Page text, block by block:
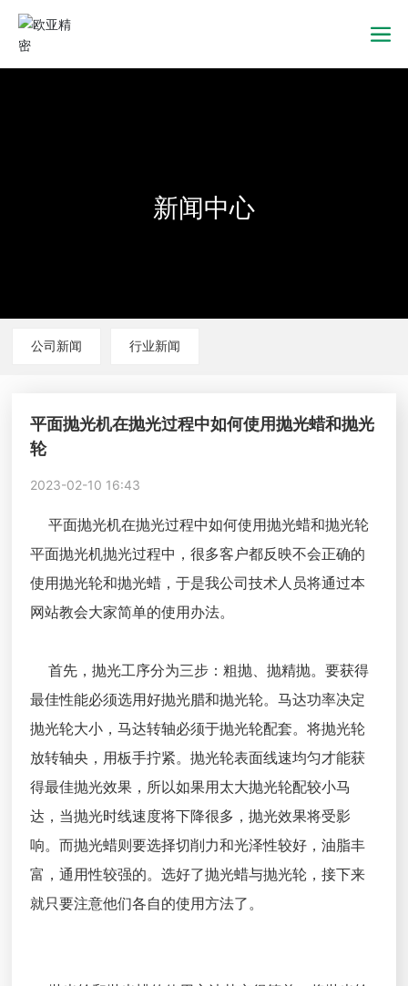
新闻中心
新闻中心
新闻中心
公司新闻 行业新闻
平面抛光机在抛光过程中如何使用抛光蜡和抛光
轮
2023-02-10 16:43
平面抛光机在抛光过程中如何使用抛光蜡和抛光轮
平面抛光机抛光过程中，很多客户都反映不会正确的
使用抛光轮和抛光蜡，于是我公司技术人员将通过本
网站教会大家简单的使用办法。
首先，抛光工序分为三步：粗抛、抛精抛。要获得
最佳性能必须选用好抛光腊和抛光轮。马达功率决定
抛光轮大小，马达转轴必须于抛光轮配套。将抛光轮
放转轴央，用板手拧紧。抛光轮表面线速均匀才能获
得最佳抛光效果，所以如果用太大抛光轮配较小马
达，当抛光时线速度将下降很多，抛光效果将受影
响。而抛光蜡则要选择切削力和光泽性较好，油脂丰
富，通用性较强的。选好了抛光蜡与抛光轮，接下来
就只要注意他们各自的使用方法了。